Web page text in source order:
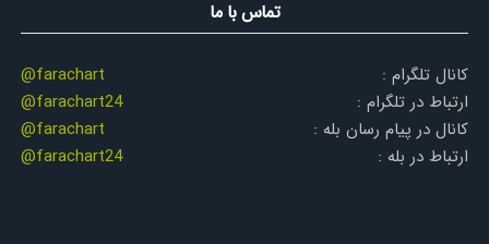
تماس با ما
کانال تلگرام :
@farachart
ارتباط در تلگرام :
@farachart24
کانال در پیام رسان بله :
@farachart
ارتباط در بله :
@farachart24